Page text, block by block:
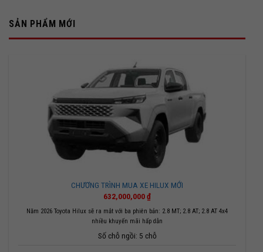
SẢN PHẨM MỚI
CHƯƠNG TRÌNH MUA XE HILUX MỚI
632,000,000₫
Năm 2026 Toyota Hilux sẽ ra mắt với ba phiên bản: 2.8 MT; 2.8 AT; 2.8 AT 4x4
nhiều khuyến mãi hấp dẫn
Số chỗ ngồi: 5 chỗ